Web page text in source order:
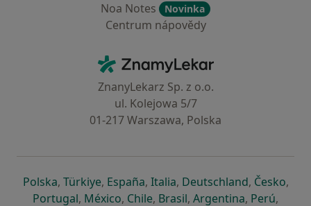
Noa Notes
Novinka
Centrum nápovědy
ZnamyLekar - Hlavní stránka
ZnanyLekarz Sp. z o.o.
ul. Kolejowa 5/7
01-217 Warszawa, Polska
Polskase otevře v nové záložce
, Türkiyese otevře v nové záložce
, Españase otevře v nové záložce
, Italiase otevře v nové záložce
, Deutschlandse otevře v
, Českose
,
Portugalse otevře v nové záložce
, Méxicose otevře v nové záložce
, Chilese otevře v nové záložce
, Brasilse otevře v nové
, Argentinase otevře v
, Perúse
,